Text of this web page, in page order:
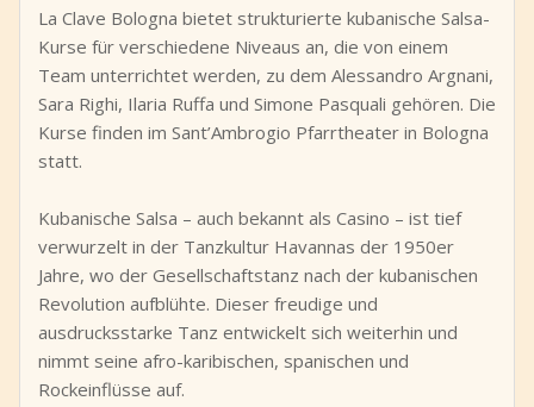
La Clave Bologna bietet strukturierte kubanische Salsa-
Kurse für verschiedene Niveaus an, die von einem
Team unterrichtet werden, zu dem Alessandro Argnani,
Sara Righi, Ilaria Ruffa und Simone Pasquali gehören. Die
Kurse finden im Sant’Ambrogio Pfarrtheater in Bologna
statt.
Kubanische Salsa – auch bekannt als Casino – ist tief
verwurzelt in der Tanzkultur Havannas der 1950er
Jahre, wo der Gesellschaftstanz nach der kubanischen
Revolution aufblühte. Dieser freudige und
ausdrucksstarke Tanz entwickelt sich weiterhin und
nimmt seine afro-karibischen, spanischen und
Rockeinflüsse auf.